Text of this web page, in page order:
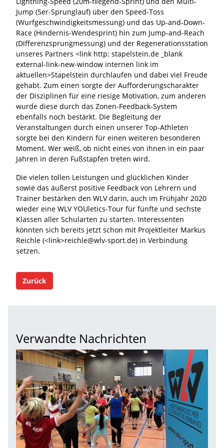
Jump (5er-Sprunglauf) über den Speed-Toss
(Wurfgeschwindigkeitsmessung) und das Up-and-Down-
Race (Hindernis-Wendesprint) hin zum Jump-and-Reach
(Differenzsprungmessung) und der Regenerationsstation
unseres Partners <link http: stapelstein.de _blank
external-link-new-window internen link im
aktuellen>Stapelstein durchlaufen und dabei viel Freude
gehabt. Zum einen sorgte der Aufforderungscharakter
der Disziplinen für eine riesige Motivation, zum anderen
wurde diese durch das Zonen-Feedback-System
ebenfalls noch bestärkt. Die Begleitung der
Veranstaltungen durch einen unserer Top-Athleten
sorgte bei den Kindern für einen weiteren besonderen
Moment. Wer weiß, ob nicht eines von ihnen in ein paar
Jahren in deren Fußstapfen treten wird.
Die vielen tollen Leistungen und glücklichen Kinder
sowie das äußerst positive Feedback von Lehrern und
Trainer bestärken den WLV darin, auch im Frühjahr 2020
wieder eine WLV YOUletics-Tour für fünfte und sechste
Klassen aller Schularten zu starten. Interessenten
könnten sich bereits jetzt schon mit Projektleiter Markus
Reichle (<link>reichle@wlv-sport.de) in Verbindung
setzen.
Zurück
Verwandte Nachrichten